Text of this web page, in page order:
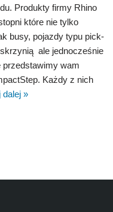
Produkty firmy Rhino
które nie tylko
busy, pojazdy typu pick-
ale jednocześnie
przedstawimy wam
Każdy z nich
dalej »